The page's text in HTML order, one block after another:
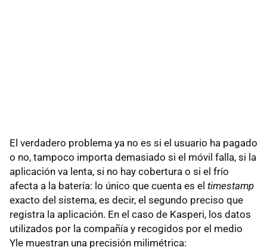
El verdadero problema ya no es si el usuario ha pagado
o no, tampoco importa demasiado si el móvil falla, si la
aplicación va lenta, si no hay cobertura o si el frío
afecta a la batería: lo único que cuenta es el timestamp
exacto del sistema, es decir, el segundo preciso que
registra la aplicación. En el caso de Kasperi, los datos
utilizados por la compañía y recogidos por el medio
Yle muestran una precisión milimétrica: